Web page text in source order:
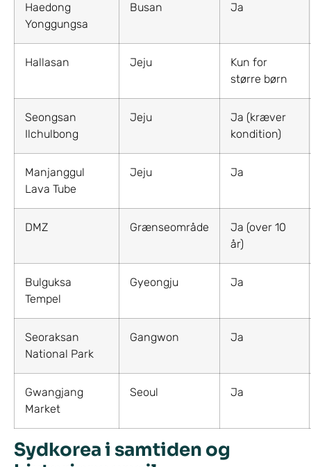
Haedong
Yonggungsa
Busan Ja
Hallasan Jeju
Kun for
større børn
Seongsan
Ilchulbong
Jeju
Ja (kræver
kondition)
Manjanggul
Lava Tube
Jeju Ja
DMZ Grænseområde
Ja (over 10
år)
Bulguksa
Tempel
Gyeongju Ja
Seoraksan
National Park
Gangwon Ja
Gwangjang
Market
Seoul Ja
Sydkorea i samtiden og